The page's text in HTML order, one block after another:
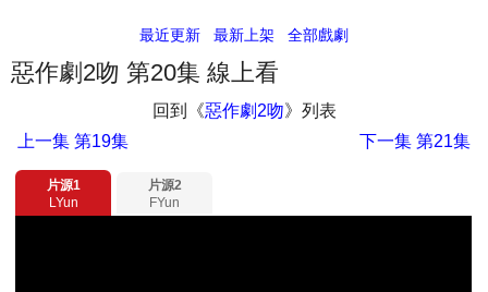
最近更新 最新上架 全部戲劇
惡作劇2吻 第20集 線上看
回到《惡作劇2吻》列表
上一集 第19集 下一集第21集
片源1
LYun
片源2
FYun